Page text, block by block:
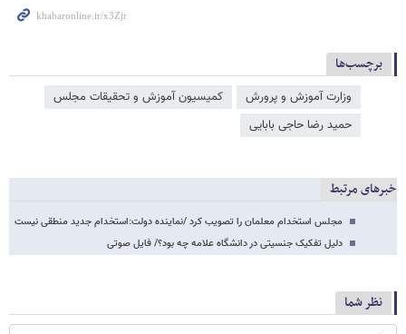
برچسب‌ها
وزارت آموزش و پرورش
کمیسیون آموزش و تحقیقات مجلس
حمید رضا حاجی بابایی
خبرهای مرتبط
مجلس استخدام معلمان را تصویب کرد /نماینده دولت:استخدام جدید منطقی نیست
دلیل تفکیک جنسیتی در دانشگاه علامه چه بود؟/ فایل صوتی
نظر شما